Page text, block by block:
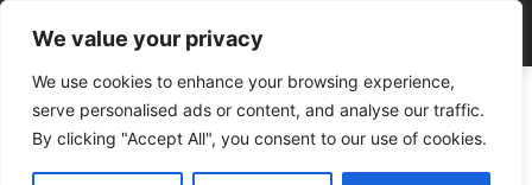
We value your privacy
We use cookies to enhance your browsing experience,
serve personalised ads or content, and analyse our traffic.
By clicking "Accept All", you consent to our use of cookies.
Home CELEBRITIES
Άννα Βίσση: Οικογενειακές στιγμές με τους δύο
εγγονούς της